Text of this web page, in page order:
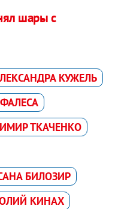
шары с
КУЖЕЛЬ
ТКАЧЕНКО
БИЛОЗИР
КИНАХ